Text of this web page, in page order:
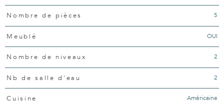
Nombre de pièces 5
Meublé OUI
Nombre de niveaux 2
Nb de salle d'eau 2
Cuisine Américaine